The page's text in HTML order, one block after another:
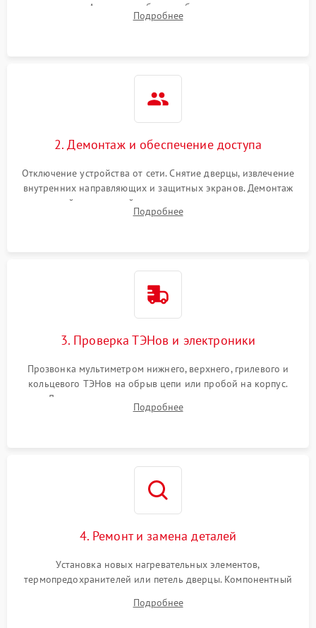
колодке. Анализ жалоб на проблемы с нагревом,
конвекцией, панелью управления или блокировкой дверцы.
Подробнее
2. Демонтаж и обеспечение доступа
Отключение устройства от сети. Снятие дверцы, извлечение
внутренних направляющих и защитных экранов. Демонтаж
задней или верхней панели для прямого доступа к
нагревательным элементам, плате и вентиляторам.
Подробнее
3. Проверка ТЭНов и электроники
Прозвонка мультиметром нижнего, верхнего, грилевого и
кольцевого ТЭНов на обрыв цепи или пробой на корпус.
Диагностика термостата, датчиков температуры,
переключателя режимов и мотора конвекции.
Подробнее
4. Ремонт и замена деталей
Установка новых нагревательных элементов,
термопредохранителей или петель дверцы. Компонентный
выгоревших реле, восстановление контактов и замена
Подробнее